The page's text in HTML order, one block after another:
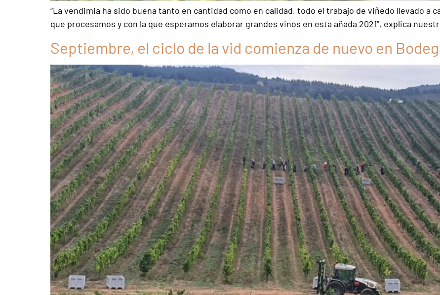
“La vendimia ha sido buena tanto en cantidad como en calidad, todo el trabajo de viñedo llevado a
que procesamos y con la que esperamos elaborar grandes vinos en esta añada 2021”, explica
Septiembre, el ciclo de la vid comienza de nuevo en